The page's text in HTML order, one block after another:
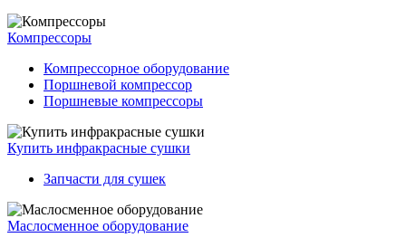
Компрессоры
Компрессорное оборудование
Поршневой компрессор
Поршневые компрессоры
Купить инфракрасные сушки
Запчасти для сушек
Маслосменное оборудование